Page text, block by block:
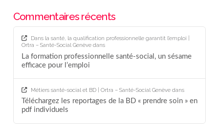
Commentaires récents
Dans la santé, la qualification professionnelle garantit l’emploi |
Ortra – Santé-Social Genèvedans
La formation professionnelle santé-social, un sésame
efficace pour l’emploi
Métiers santé-social et BD | Ortra – Santé-Social Genèvedans
Téléchargez les reportages de la BD « prendre soin » en
pdf individuels